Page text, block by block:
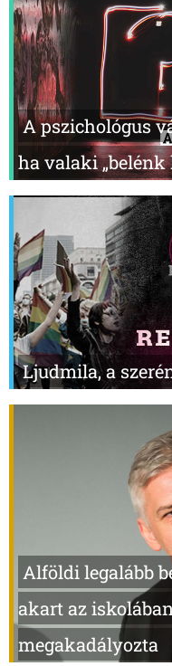
A pszichológus
ha valaki „belénk
Ljudmila, a
Alföldi legalább
akart az
megakadályozta